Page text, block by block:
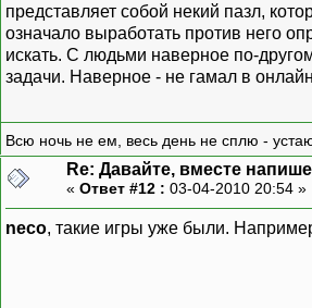
представляет собой некий пазл,
означало выработать против него
искать. С людьми наверное по-
задачи. Наверное - не гамал в
Всю ночь не ем, весь день не сплю -
Re: Давайте, вместе
« Ответ #12 : 03-04-2010 20:54 »
neco, такие игры уже были.